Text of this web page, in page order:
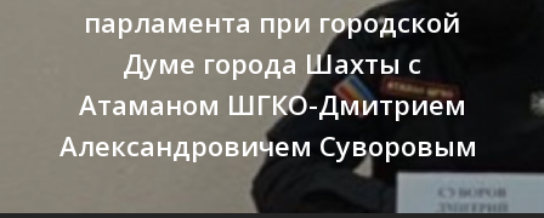
парламента при городской
Думе города Шахты с
Атаманом ШГКО-Дмитрием
Александровичем Суворовым